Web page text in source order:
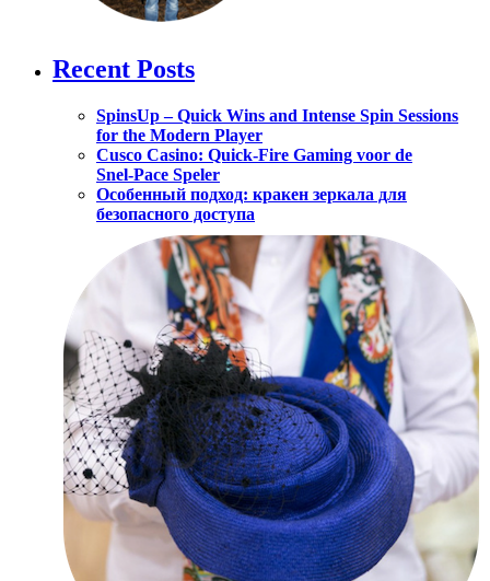
Recent Posts
SpinsUp – Quick Wins and Intense Spin Sessions
for the Modern Player
Cusco Casino: Quick‑Fire Gaming voor de
Snel‑Pace Speler
Особенный подход: кракен зеркала для
безопасного доступа